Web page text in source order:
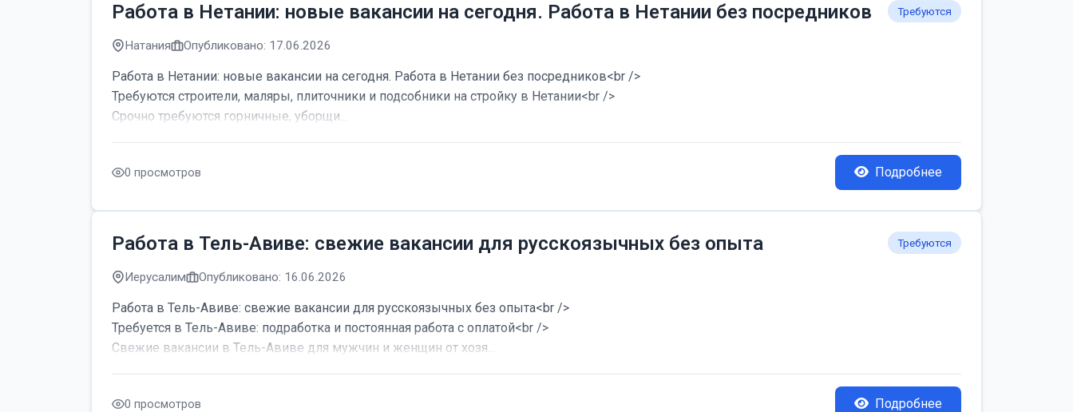
Работа в Нетании: новые вакансии на сегодня. Работа в Нетании без посредников Требуются
Натания Опубликовано: 17.06.2026
Работа в Нетании: новые вакансии на сегодня. Работа в Нетании без посредников<br />
Требуются строители, маляры, плиточники и подсобники на стройку в Нетании<br />
Срочно требуются горничные, уборщи...
0 просмотров Подробнее
Работа в Тель-Авиве: свежие вакансии для русскоязычных без опыта Требуются
Иерусалим Опубликовано: 16.06.2026
Работа в Тель-Авиве: свежие вакансии для русскоязычных без опыта<br />
Требуется в Тель-Авиве: подработка и постоянная работа с оплатой<br />
Свежие вакансии в Тель-Авиве для мужчин и женщин от хозя...
0 просмотров Подробнее